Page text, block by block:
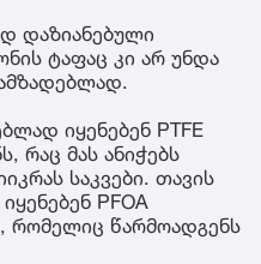
დაზიანებული
ტაფაც კი არ უნდა
იყენებენ PTFE
მას ანიჭებს
საკვები. თავის
PFOA
რომელიც წარმოადგენს